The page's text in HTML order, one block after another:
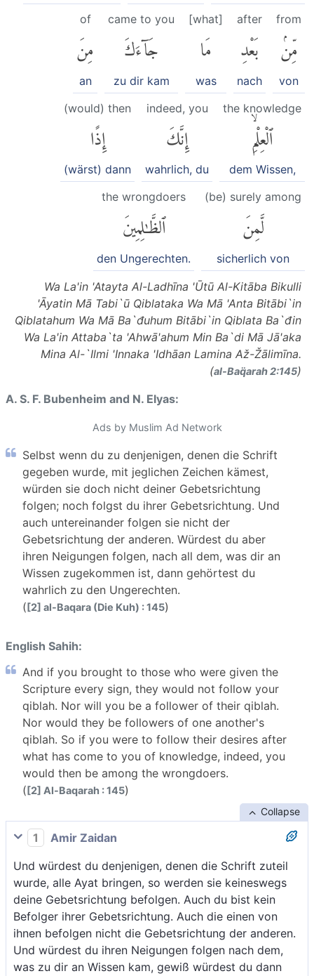
from
مِّنۢ
von
after
بَعْدِ
nach
[what]
مَا
was
came to you
جَآءَكَ
zu dir kam
of
مِنَ
an
the knowledge
ٱلْعِلْمِۙ
dem Wissen,
indeed, you
إِنَّكَ
wahrlich, du
(would) then
إِذًا
(wärst) dann
(be) surely among
لَّمِنَ
sicherlich von
the wrongdoers
ٱلظَّٰلِمِينَ
den Ungerechten.
Wa La'in 'Atayta Al-Ladhīna 'Ūtū Al-Kitāba Bikulli
'Āyatin Mā Tabi`ū Qiblataka Wa Mā 'Anta Bitābi`in
Qiblatahum Wa Mā Ba`đuhum Bitābi`in Qiblata Ba`đin
Wa La'in Attaba`ta 'Ahwā'ahum Min Ba`di Mā Jā'aka
Mina Al-`Ilmi 'Innaka 'Idhāan Lamina Až-Žālimīna.
(al-Baq̈arah 2:145)
A. S. F. Bubenheim and N. Elyas:
Ads by Muslim Ad Network
Selbst wenn du zu denjenigen, denen die Schrift
gegeben wurde, mit jeglichen Zeichen kämest,
würden sie doch nicht deiner Gebetsrichtung
folgen; noch folgst du ihrer Gebetsrichtung. Und
auch untereinander folgen sie nicht der
Gebetsrichtung der anderen. Würdest du aber
ihren Neigungen folgen, nach all dem, was dir an
Wissen zugekommen ist, dann gehörtest du
wahrlich zu den Ungerechten.
([2] al-Baqara (Die Kuh) : 145)
English Sahih:
And if you brought to those who were given the
Scripture every sign, they would not follow your
qiblah. Nor will you be a follower of their qiblah.
Nor would they be followers of one another's
qiblah. So if you were to follow their desires after
what has come to you of knowledge, indeed, you
would then be among the wrongdoers.
([2] Al-Baqarah : 145)
Collapse
1
Amir Zaidan
Und würdest du denjenigen, denen die Schrift zuteil
wurde, alle Ayat bringen, so werden sie keineswegs
deine Gebetsrichtung befolgen. Auch du bist kein
Befolger ihrer Gebetsrichtung. Auch die einen von
ihnen befolgen nicht die Gebetsrichtung der anderen.
Und würdest du ihren Neigungen folgen nach dem,
was zu dir an Wissen kam, gewiß würdest du dann